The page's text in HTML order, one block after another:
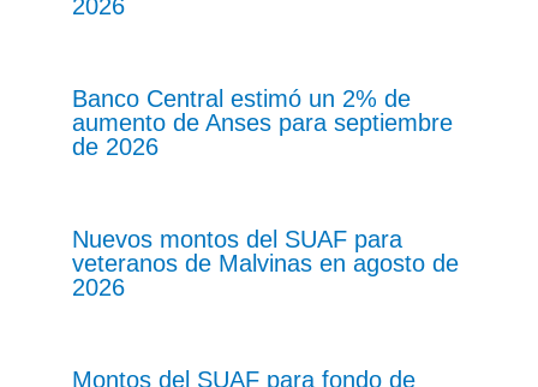
2026
Banco Central estimó un 2% de
aumento de Anses para septiembre
de 2026
Nuevos montos del SUAF para
veteranos de Malvinas en agosto de
2026
Montos del SUAF para fondo de